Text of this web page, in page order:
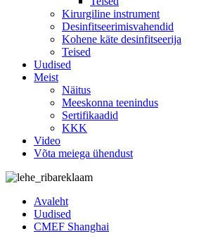
Kirurgiline instrument
Desinfitseerimisvahendid
Kohene käte desinfitseerija
Teised
Uudised
Meist
Näitus
Meeskonna teenindus
Sertifikaadid
KKK
Video
Võta meiega ühendust
Avaleht
Uudised
CMEF Shanghai